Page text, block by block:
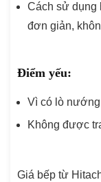
Cách sử dụng
đơn giản,
Điểm yếu:
Vì có lò
Không được
Giá bếp từ